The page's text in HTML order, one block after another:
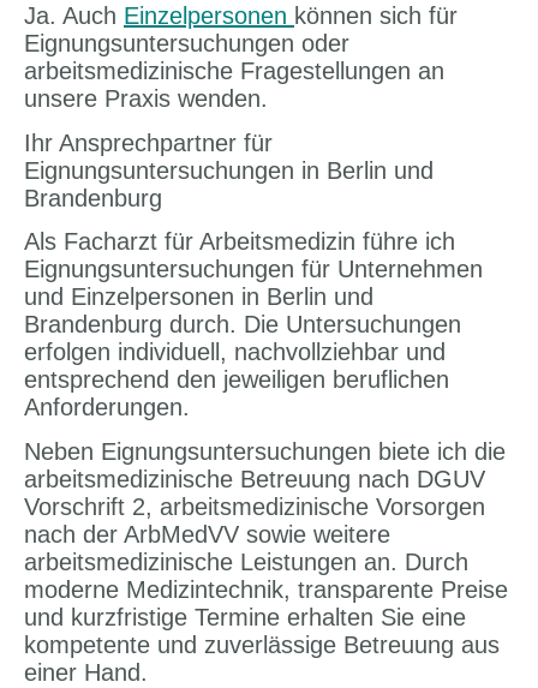
Ja. Auch Einzelpersonen können sich für
Eignungsuntersuchungen oder
arbeitsmedizinische Fragestellungen an
unsere Praxis wenden.
Ihr Ansprechpartner für
Eignungsuntersuchungen in Berlin und
Brandenburg
Als Facharzt für Arbeitsmedizin führe ich
Eignungsuntersuchungen für Unternehmen
und Einzelpersonen in Berlin und
Brandenburg durch. Die Untersuchungen
erfolgen individuell, nachvollziehbar und
entsprechend den jeweiligen beruflichen
Anforderungen.
Neben Eignungsuntersuchungen biete ich die
arbeitsmedizinische Betreuung nach DGUV
Vorschrift 2, arbeitsmedizinische Vorsorgen
nach der ArbMedVV sowie weitere
arbeitsmedizinische Leistungen an. Durch
moderne Medizintechnik, transparente Preise
und kurzfristige Termine erhalten Sie eine
kompetente und zuverlässige Betreuung aus
einer Hand.